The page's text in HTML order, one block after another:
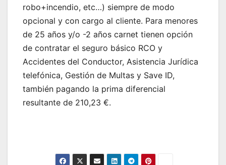
robo+incendio, etc…) siempre de modo
opcional y con cargo al cliente. Para menores
de 25 años y/o -2 años carnet tienen opción
de contratar el seguro básico RCO y
Accidentes del Conductor, Asistencia Jurídica
telefónica, Gestión de Multas y Save ID,
también pagando la prima diferencial
resultante de 210,23 €.